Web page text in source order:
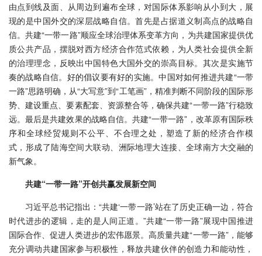
由点到线及面、从周边到遍布全球，对国际体系影响从小到大，展
现的是中国外交的深层战略自信。首先是占据道义制高点的战略自
信。共建“一带一路”顺应全球治理体系变革方向，为共建国家提供优
质公共产品，摆脱对西方经济合作范式依赖，为人类社会提供全新
的治理理念，反映出中国特色大国外交的崇高目标。其次是实施节
奏的战略自信。好的倡议要有好的实施。中国对如何推进共建“一带
一路”思路明确，从“大写意”到“工笔画”，精准判断不同阶段的国际形
势、建设重点、要素配套、资源整合等，确保共建“一带一路”行稳致
远。最后是共建效果的战略自信。共建“一带一路”，改革原有国际秩
序和全球经贸规则不公平、不合理之处，塑造了新的经济合作模
式，形成了陆海空间大联动、洲际地理大连接、全球南方大交融的
新气象。
共建“一带一路”开创共赢发展新空间
习近平总书记指出：“共建‘一带一路’站在了历史正确一边，符合
时代进步的逻辑，走的是人间正道。”共建“一带一路”展现中国推进
国际合作、促进人类进步的宏伟愿景。高质量共建“一带一路”，能够
充分调动共建国家参与积极性，释放共建伙伴的创造力和能动性，